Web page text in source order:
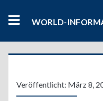
WORLD-
Veröffentlicht: März 8,